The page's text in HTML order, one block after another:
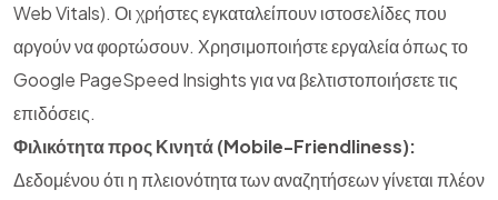
Web Vitals). Οι χρήστες εγκαταλείπουν ιστοσελίδες που
αργούν να φορτώσουν. Χρησιμοποιήστε εργαλεία όπως το
Google PageSpeed Insights για να βελτιστοποιήσετε τις
επιδόσεις.
Φιλικότητα προς Κινητά (Mobile-Friendliness):
Δεδομένου ότι η πλειονότητα των αναζητήσεων γίνεται πλέον